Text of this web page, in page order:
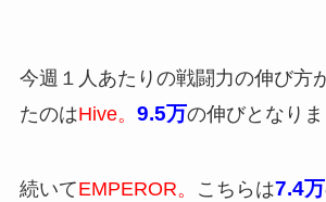
今週１人あたりの戦闘力の伸び方
たのはHive。 9.5万の伸びとなりま
続いてEMPEROR。 こちらは7.4万